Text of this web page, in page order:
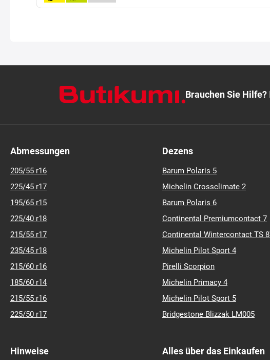
(72)
Brauchen Sie Hilfe?
Abmessungen
205/55 r16
225/45 r17
195/65 r15
225/40 r18
215/55 r17
235/45 r18
215/60 r16
185/60 r14
215/55 r16
225/50 r17
Dezens
Barum Polaris 5
Michelin Crossclimate 2
Barum Polaris 6
Continental Premiumcontact 7
Continental Wintercontact TS
Michelin Pilot Sport 4
Pirelli Scorpion
Michelin Primacy 4
Michelin Pilot Sport 5
Bridgestone Blizzak LM005
Hinweise Alles über das Einkaufen